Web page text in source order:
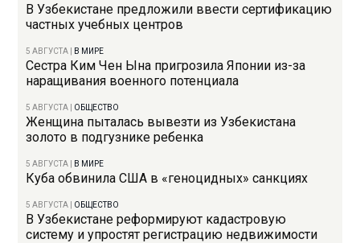
В Узбекистане предложили ввести сертификацию
частных учебных центров
5 АВГУСТА В МИРЕ
Сестра Ким Чен Ына пригрозила Японии из-за
наращивания военного потенциала
5 АВГУСТА ОБЩЕСТВО
Женщина пыталась вывезти из Узбекистана
золото в подгузнике ребенка
5 АВГУСТА В МИРЕ
Куба обвинила США в «геноцидных» санкциях
5 АВГУСТА ОБЩЕСТВО
В Узбекистане реформируют кадастровую
систему и упростят регистрацию недвижимости